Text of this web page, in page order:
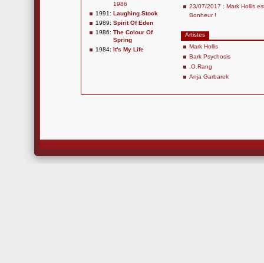
1986
1991: Laughing Stock
1989: Spirit Of Eden
1986: The Colour Of
Spring
1984: It's My Life
23/07/2017 : Mark Hollis
Bonheur !
Artistes
Mark Hollis
Bark Psychosis
.O.Rang
Anja Garbarek